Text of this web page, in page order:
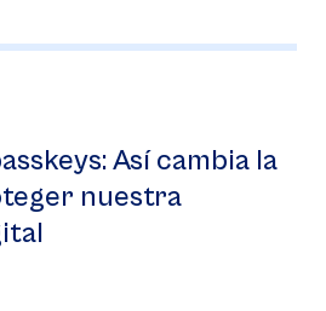
Así cambia la
nuestra